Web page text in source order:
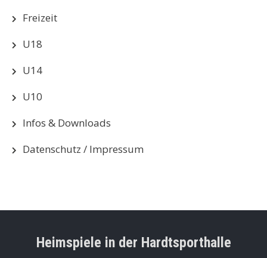
Freizeit
U18
U14
U10
Infos & Downloads
Datenschutz / Impressum
Heimspiele in der Hardtsporthalle